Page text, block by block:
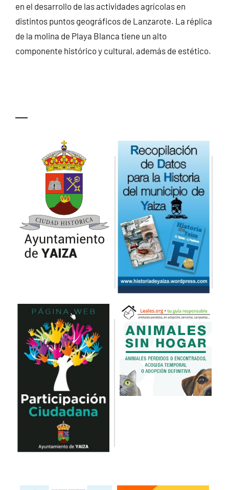
en el desarrollo de las actividades agrícolas en
distintos puntos geográficos de Lanzarote. La réplica
de la molina de Playa Blanca tiene un alto
componente histórico y cultural, además de estético.
—